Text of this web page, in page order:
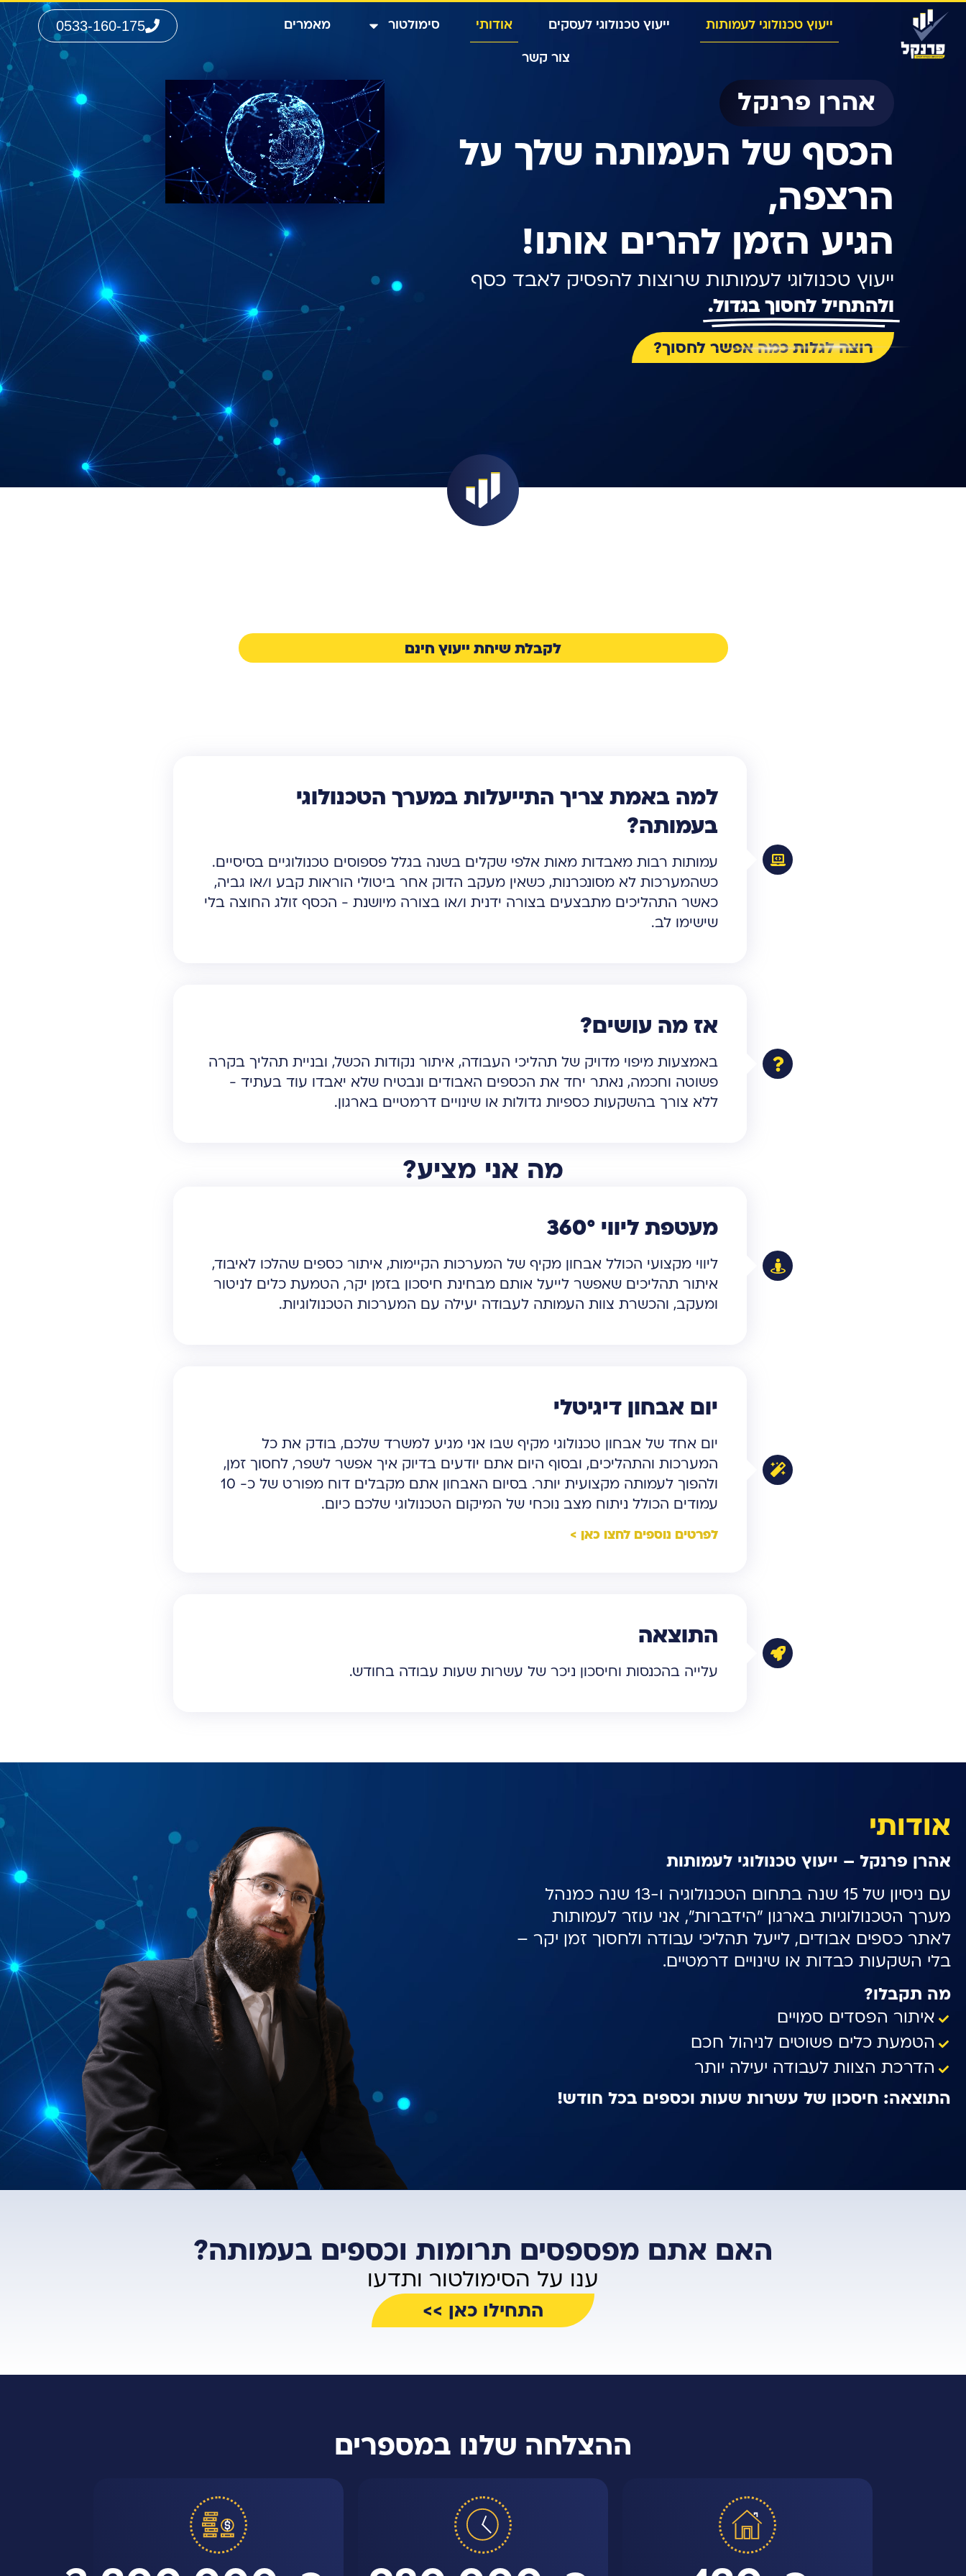
ייעוץ טכנולוגי לעמותות ייעוץ טכנולוגי לעסקים אודותי סימולטור מאמרים
צור קשר
0533-160-175
אהרן פרנקל
הכסף של העמותה שלך על
הרצפה,
הגיע הזמן להרים אותו!
ייעוץ טכנולוגי לעמותות שרוצות להפסיק לאבד כסף
ולהתחיל לחסוך בגדול.
רוצה לגלות כמה אפשר לחסוך?
לקבלת שיחת ייעוץ חינם
למה באמת צריך התייעלות במערך הטכנולוגי
בעמותה?
עמותות רבות מאבדות מאות אלפי שקלים בשנה בגלל פספוסים טכנולוגיים בסיסיים.
כשהמערכות לא מסונכרנות, כשאין מעקב הדוק אחר ביטולי הוראות קבע ו/או גביה,
כאשר התהליכים מתבצעים בצורה ידנית ו/או בצורה מיושנת - הכסף זולג החוצה בלי
שישימו לב.
אז מה עושים?
באמצעות מיפוי מדויק של תהליכי העבודה, איתור נקודות הכשל, ובניית תהליך בקרה
פשוטה וחכמה, נאתר יחד את הכספים האבודים ונבטיח שלא יאבדו עוד בעתיד -
ללא צורך בהשקעות כספיות גדולות או שינויים דרמטיים בארגון.
מה אני מציע?
מעטפת ליווי 360°
ליווי מקצועי הכולל אבחון מקיף של המערכות הקיימות, איתור כספים שהלכו לאיבוד,
איתור תהליכים שאפשר לייעל אותם מבחינת חיסכון בזמן יקר, הטמעת כלים לניטור
ומעקב, והכשרת צוות העמותה לעבודה יעילה עם המערכות הטכנולוגיות.
יום אבחון דיגיטלי
יום אחד של אבחון טכנולוגי מקיף שבו אני מגיע למשרד שלכם, בודק את כל
המערכות והתהליכים, ובסוף היום אתם יודעים בדיוק איך אפשר לשפר, לחסוך זמן,
ולהפוך לעמותה מקצועית יותר. בסיום האבחון אתם מקבלים דוח מפורט של כ- 10
עמודים הכולל ניתוח מצב נוכחי של המיקום הטכנולוגי שלכם כיום.
לפרטים נוספים לחצו כאן >
התוצאה
עלייה בהכנסות וחיסכון ניכר של עשרות שעות עבודה בחודש.
אודותי
אהרן פרנקל – ייעוץ טכנולוגי לעמותות
עם ניסיון של 15 שנה בתחום הטכנולוגיה ו-13 שנה כמנהל
מערך הטכנולוגיות בארגון "הידברות", אני עוזר לעמותות
לאתר כספים אבודים, לייעל תהליכי עבודה ולחסוך זמן יקר –
בלי השקעות כבדות או שינויים דרמטיים.
מה תקבלו?
איתור הפסדים סמויים
הטמעת כלים פשוטים לניהול חכם
הדרכת הצוות לעבודה יעילה יותר
התוצאה: חיסכון של עשרות שעות וכספים בכל חודש!
האם אתם מפספסים תרומות וכספים בעמותה?
ענו על הסימולטור ותדעו
התחילו כאן >>
ההצלחה שלנו במספרים